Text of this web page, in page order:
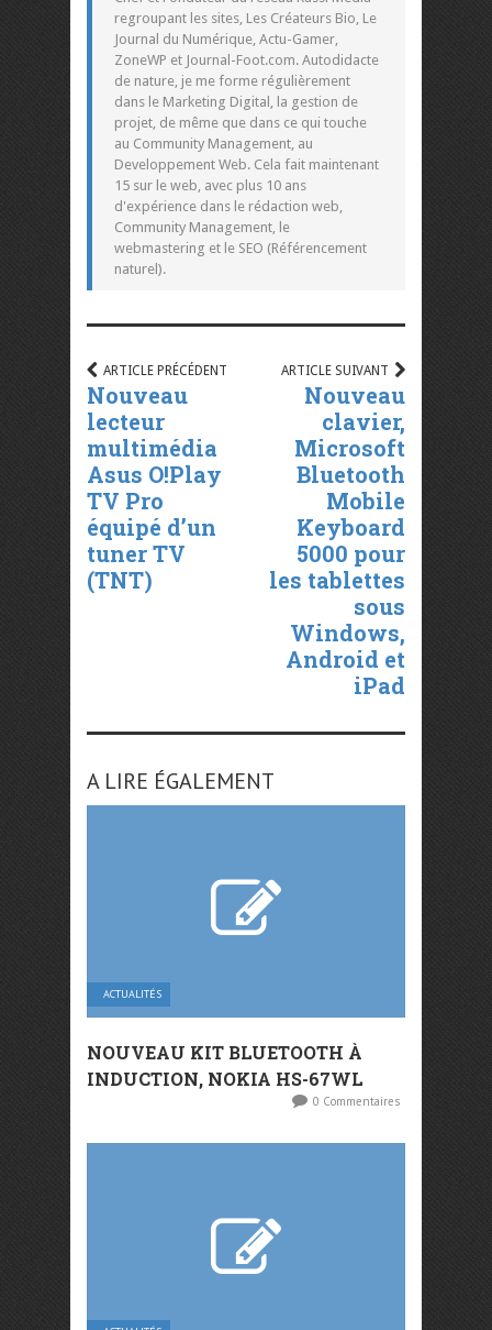
regroupant les sites, Les Créateurs Bio, Le
Journal du Numérique, Actu-Gamer,
ZoneWP et Journal-Foot.com. Autodidacte
de nature, je me forme régulièrement
dans le Marketing Digital, la gestion de
projet, de même que dans ce qui touche
au Community Management, au
Developpement Web. Cela fait maintenant
15 sur le web, avec plus 10 ans
d'expérience dans le rédaction web,
Community Management, le
webmastering et le SEO (Référencement
naturel).
ARTICLE PRÉCÉDENT
Nouveau
lecteur
multimédia
Asus O!Play
TV Pro
équipé d’un
tuner TV
(TNT)
ARTICLE SUIVANT
Nouveau
clavier,
Microsoft
Bluetooth
Mobile
Keyboard
5000 pour
les tablettes
sous
Windows,
Android et
iPad
A LIRE ÉGALEMENT
ACTUALITÉS
NOUVEAU KIT BLUETOOTH À
INDUCTION, NOKIA HS-67WL
0 Commentaires